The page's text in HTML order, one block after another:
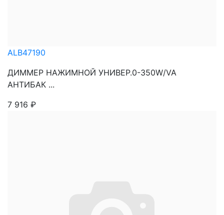
ALB47190
ДИММЕР НАЖИМНОЙ УНИВЕР.0-350W/VA
АНТИБАК ...
7 916 ₽